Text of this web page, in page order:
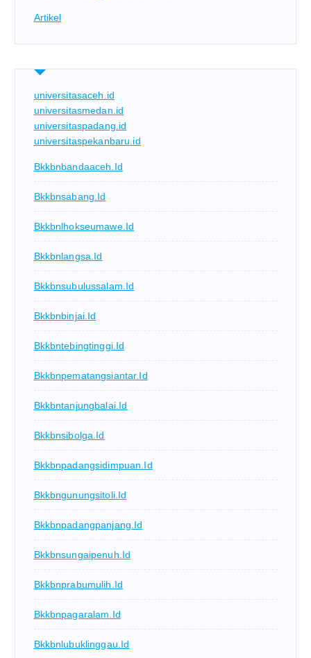
Artikel
universitasaceh.id
universitasmedan.id
universitaspadang.id
universitaspekanbaru.id
Bkkbnbandaaceh.id
Bkkbnsabang.id
Bkkbnlhokseumawe.id
Bkkbnlangsa.id
Bkkbnsubulussalam.id
Bkkbnbinjai.id
Bkkbntebingtinggi.id
Bkkbnpematangsiantar.id
Bkkbntanjungbalai.id
Bkkbnsibolga.id
Bkkbnpadangsidimpuan.id
Bkkbngunungsitoli.id
Bkkbnpadangpanjang.id
Bkkbnsungaipenuh.id
Bkkbnprabumulih.id
Bkkbnpagaralam.id
Bkkbnlubuklinggau.id